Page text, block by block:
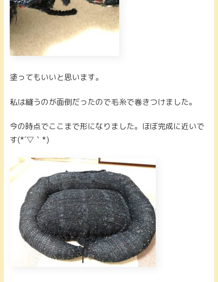
塗ってもいいと思います。
私は縫うのが面倒だったので毛糸で巻きつけました。
今の時点でここまで形になりました。ほぼ完成に近いで
す(*´▽｀*)